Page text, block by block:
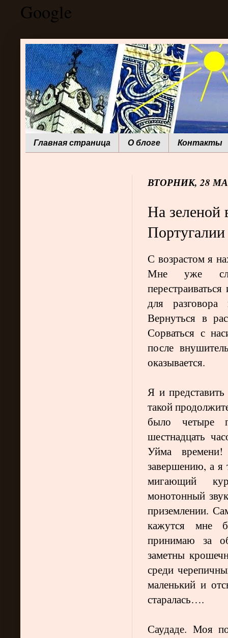
Google
Главная страница О блоге Контакты
ВТОРНИК, 28
На зеленой
С возрастом я
Мне уже
для
Вернуться в
Сорваться с
после
оказывается.
Я и
такой
было четыре
шестнадцать
Уйма
завершению, а я
мигающий
монотонный
приземлении.
кажутся мне
принимаю за
заметны
среди
маленький и
старалась….
Саудаде. Моя